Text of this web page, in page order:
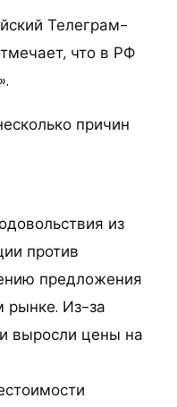
Телеграм-
что в РФ
причин
из
против
предложения
рынке. Из-за
выросли цены на